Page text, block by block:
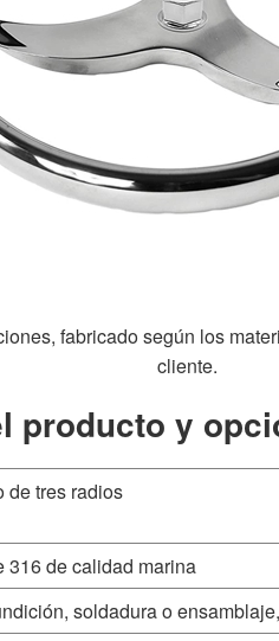
fabricado según los
cliente.
producto y
de tres radios
316 de calidad marina
soldadura o